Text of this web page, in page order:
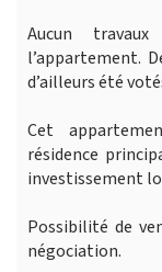
Aucun
l’appartement.
d’ailleurs été
Cet
résidence
investissement
Possibilité de
négociation.